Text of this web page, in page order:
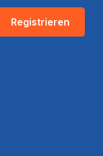
Registrieren